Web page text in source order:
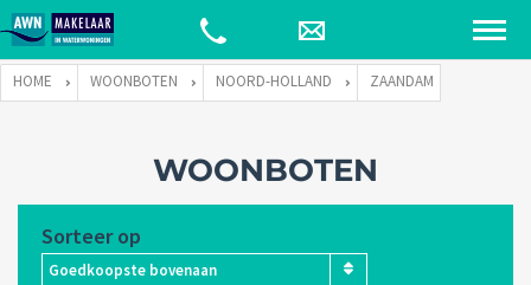
HOME WOONBOTEN NOORD-HOLLAND ZAANDAM
WOONBOTEN
Sorteer op
Goedkoopste bovenaan